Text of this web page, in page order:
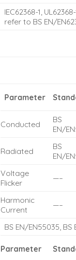
IEC62368-1,
refer to BS EN/
Parameter
Conducted
BS
EN/
Radiated
BS
EN/
Voltage
Flicker
—–
Harmonic
Current
—–
BS EN/EN55035,
Parameter